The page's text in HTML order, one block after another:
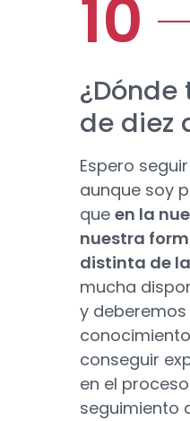
de diez
Espero
aunque soy
que en la
nuestra
distinta de
mucha
y
conseguir
en el
seguimiento